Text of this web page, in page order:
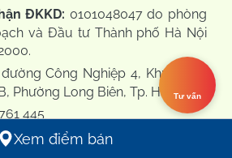
ĐKKD: 0101048047 do phòng
và Đầu tư Thành phố Hà Nội
Công Nghiệp 4, Khu Công
Phường Long Biên, Tp. Hà Nội.
445
Tư vấn
Xem điểm bán